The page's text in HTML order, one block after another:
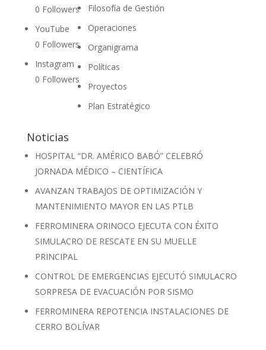
0 Followers
YouTube
0 Followers
Instagram
0 Followers
Filosofía de Gestión
Operaciones
Organigrama
Políticas
Proyectos
Plan Estratégico
Noticias
HOSPITAL “DR. AMÉRICO BABÓ” CELEBRÓ
JORNADA MÉDICO – CIENTÍFICA
AVANZAN TRABAJOS DE OPTIMIZACIÓN Y
MANTENIMIENTO MAYOR EN LAS PTLB
FERROMINERA ORINOCO EJECUTA CON ÉXITO
SIMULACRO DE RESCATE EN SU MUELLE
PRINCIPAL
CONTROL DE EMERGENCIAS EJECUTÓ SIMULACRO
SORPRESA DE EVACUACIÓN POR SISMO
FERROMINERA REPOTENCIA INSTALACIONES DE
CERRO BOLÍVAR